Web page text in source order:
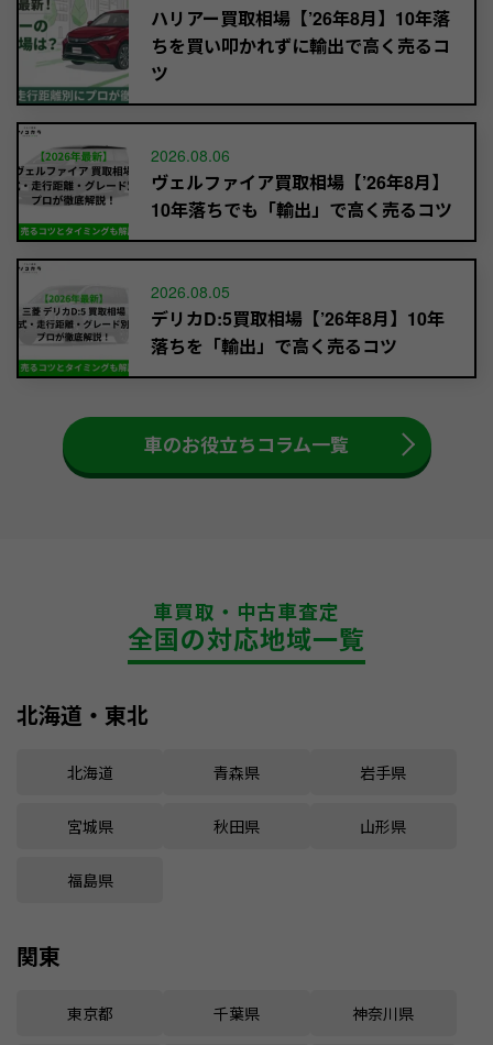
ハリアー買取相場【’26年8月】10年落
ちを買い叩かれずに輸出で高く売るコ
ツ
2026.08.06
ヴェルファイア買取相場【’26年8月】
10年落ちでも「輸出」で高く売るコツ
2026.08.05
デリカD:5買取相場【’26年8月】10年
落ちを「輸出」で高く売るコツ
車のお役立ちコラム一覧
車買取・中古車査定
全国の対応地域一覧
北海道・東北
北海道 青森県 岩手県
宮城県 秋田県 山形県
福島県
関東
東京都 千葉県 神奈川県